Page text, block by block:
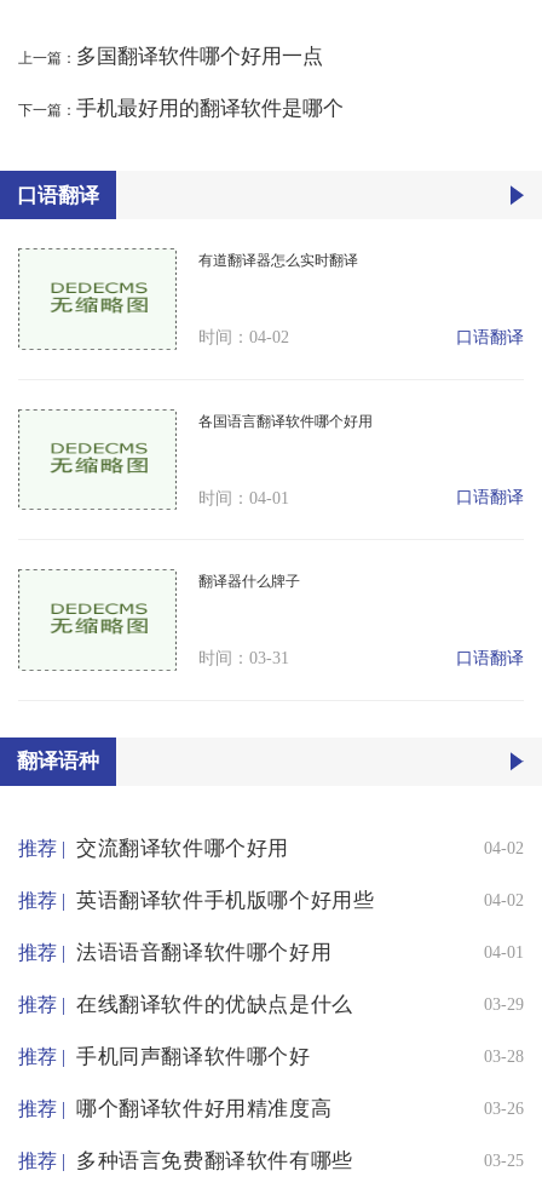
上一篇： 多国翻译软件哪个好用一点
下一篇： 手机最好用的翻译软件是哪个
口语翻译
有道翻译器怎么实时翻译
时间：04-02 口语翻译
各国语言翻译软件哪个好用
时间：04-01 口语翻译
翻译器什么牌子
时间：03-31 口语翻译
翻译语种
推荐 | 交流翻译软件哪个好用 04-02
推荐 | 英语翻译软件手机版哪个好用些 04-02
推荐 | 法语语音翻译软件哪个好用 04-01
推荐 | 在线翻译软件的优缺点是什么 03-29
推荐 | 手机同声翻译软件哪个好 03-28
推荐 | 哪个翻译软件好用精准度高 03-26
推荐 | 多种语言免费翻译软件有哪些 03-25